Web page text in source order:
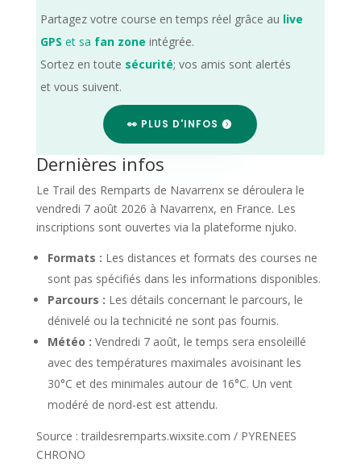
Partagez votre course en temps réel grâce au live
GPS et sa fan zone intégrée.
Sortez en toute sécurité; vos amis sont alertés
et vous suivent.
👀 PLUS D'INFOS
Dernières infos
Le Trail des Remparts de Navarrenx se déroulera le
vendredi 7 août 2026 à Navarrenx, en France. Les
inscriptions sont ouvertes via la plateforme njuko.
Formats : Les distances et formats des courses ne
sont pas spécifiés dans les informations disponibles.
Parcours : Les détails concernant le parcours, le
dénivelé ou la technicité ne sont pas fournis.
Météo : Vendredi 7 août, le temps sera ensoleillé
avec des températures maximales avoisinant les
30°C et des minimales autour de 16°C. Un vent
modéré de nord-est est attendu.
Source : traildesremparts.wixsite.com / PYRENEES
CHRONO